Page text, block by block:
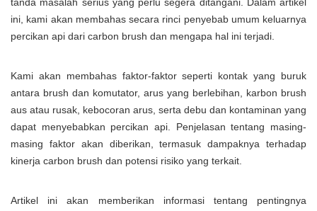
ini, kami akan membahas secara rinci penyebab umum keluarnya
percikan api dari carbon brush dan mengapa hal ini terjadi.
Kami akan membahas faktor-faktor seperti kontak yang buruk
antara brush dan komutator, arus yang berlebihan, karbon brush
aus atau rusak, kebocoran arus, serta debu dan kontaminan yang
dapat menyebabkan percikan api. Penjelasan tentang masing-
masing faktor akan diberikan, termasuk dampaknya terhadap
kinerja carbon brush dan potensi risiko yang terkait.
Artikel ini akan memberikan informasi tentang pentingnya